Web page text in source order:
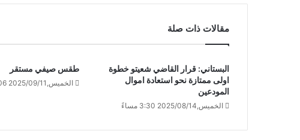
مقالات ذات صلة
البستاني: قرار القاضي شعيتو خطوة
اولى ممتازة نحو استعادة اموال
المودعين
الخميس,2025/08/14 3:30 مساءً
طقس صيفي مستقر
الخميس,2025/09/11 11:06 صباحًا